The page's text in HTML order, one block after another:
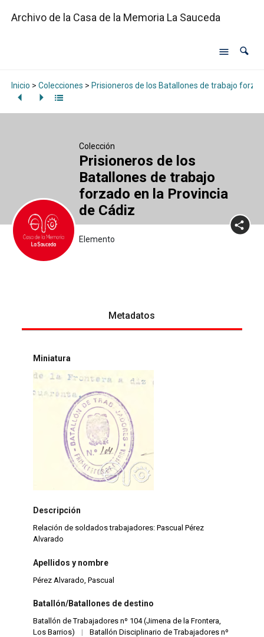
Archivo de la Casa de la Memoria La Sauceda
Inicio > Colecciones > Prisioneros de los Batallones de trabajo
Colección
Prisioneros de los
Batallones de trabajo
forzado en la Provincia
de Cádiz
Elemento
Metadatos
Miniatura
Descripción
Relación de soldados trabajadores: Pascual Pérez
Alvarado
Apellidos y nombre
Pérez Alvarado, Pascual
Batallón/Batallones de destino
Batallón de Trabajadores nº 104 (Jimena de la Frontera,
Los Barrios)
|
Batallón Disciplinario de Trabajadores nº